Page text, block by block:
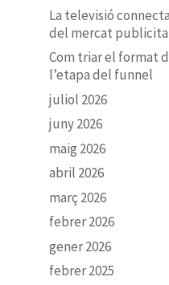
La televisió
del mercat
Com triar el format
l’etapa del funnel
juliol 2026
juny 2026
maig 2026
abril 2026
març 2026
febrer 2026
gener 2026
febrer 2025